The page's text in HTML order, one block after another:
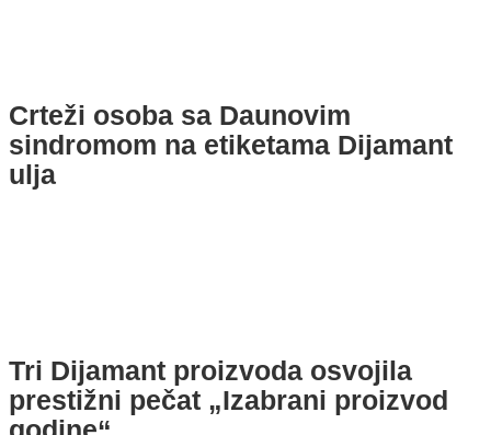
Crteži osoba sa Daunovim
sindromom na etiketama Dijamant
ulja
Tri Dijamant proizvoda osvojila
prestižni pečat „Izabrani proizvod